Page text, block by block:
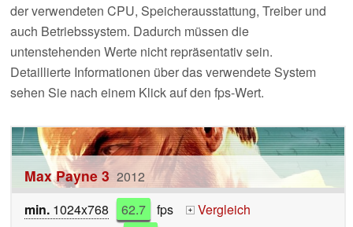
der verwendeten CPU, Speicherausstattung, Treiber und
auch Betriebssystem. Dadurch müssen die
untenstehenden Werte nicht repräsentativ sein.
Detaillierte Informationen über das verwendete System
sehen Sie nach einem Klick auf den fps-Wert.
Max Payne 3 2012
min. 1024x768 62.7 fps +
Vergleich